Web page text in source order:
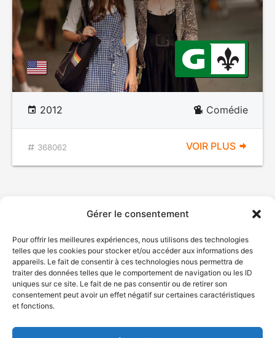
Gérer le consentement
Pour offrir les meilleures expériences, nous utilisons des technologies
telles que les cookies pour stocker et/ou accéder aux informations des
appareils. Le fait de consentir à ces technologies nous permettra de
traiter des données telles que le comportement de navigation ou les ID
uniques sur ce site. Le fait de ne pas consentir ou de retirer son
consentement peut avoir un effet négatif sur certaines caractéristiques
et fonctions.
2012 Comédie
368062 VOIR PLUS
© Gouvernement du Québec, 2026
Plan du site